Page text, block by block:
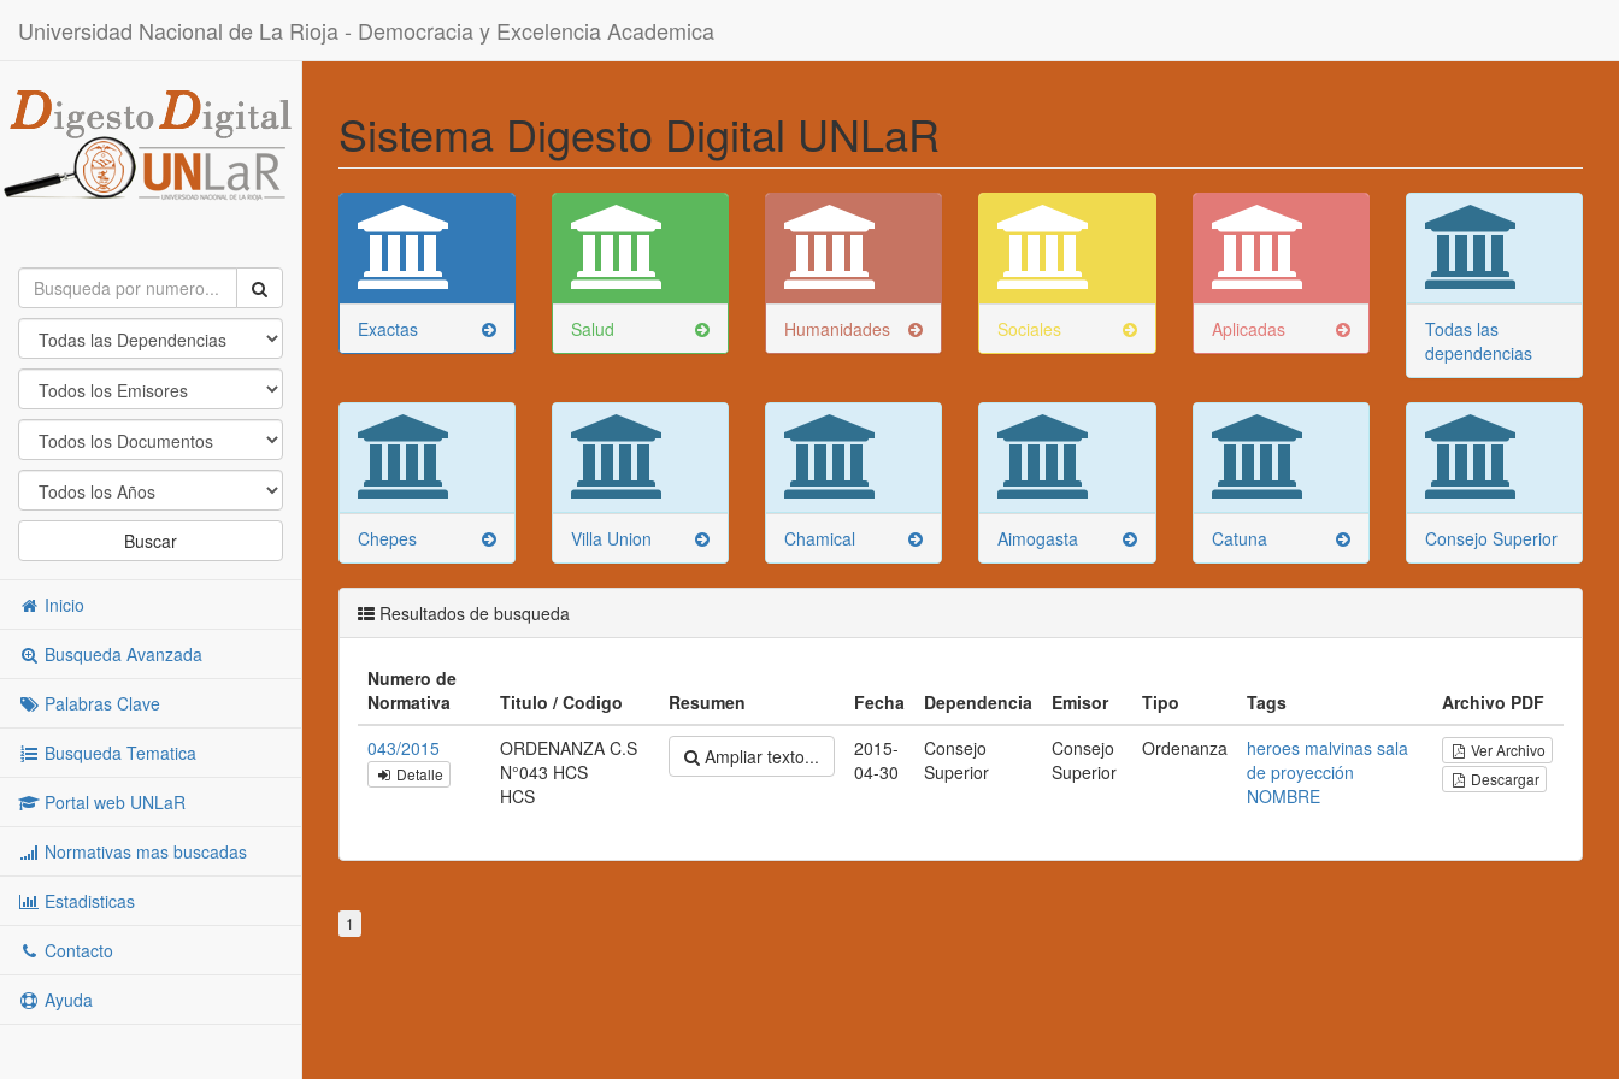
Universidad Nacional de La Rioja - Democracia y Excelencia Academica
Buscar
Inicio
Busqueda Avanzada
Palabras Clave
Busqueda Tematica
Portal web UNLaR
Normativas mas buscadas
Estadisticas
Contacto
Ayuda
Sistema Digesto Digital UNLaR
Exactas Salud Humanidades Sociales Aplicadas
Todas las
dependencias
Chepes Villa Union Chamical Aimogasta Catuna Consejo Superior
Resultados de busqueda
Numero de
Normativa
Titulo / Codigo Resumen Fecha Dependencia Emisor Tipo Tags
Archivo PDF
043/2015
Detalle
ORDENANZA C.S
N°043 HCS
HCS
Ampliar texto...
2015-
04-30
Consejo
Superior
Consejo
Superior
Ordenanza heroes malvinas sala
de proyección
NOMBRE
Ver Archivo
Descargar
1